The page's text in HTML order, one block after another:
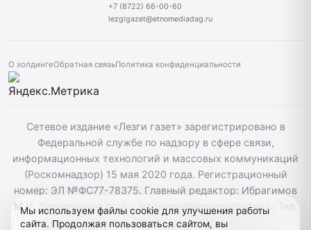
+7 (8722) 66-00-60
lezgigazet@etnomediadag.ru
О холдингеОбратная связьПолитика конфиденциальности
Сетевое издание «Лезги газет» зарегистрировано в
Федеральной службе по надзору в сфере связи,
информационных технологий и массовых коммуникаций
(Роскомнадзор) 15 мая 2020 года. Регистрационный
номер: ЭЛ №ФС77-78375. Главный редактор: Ибрагимов
М.И. Электронная почта: lezgigazet@etnomediadag.ru Тел.
гл. редактора: +7 (8722) 66-00-60 Учредитель:
Мы используем файлы cookie для улучшения работы
сайта. Продолжая пользоваться сайтом, вы